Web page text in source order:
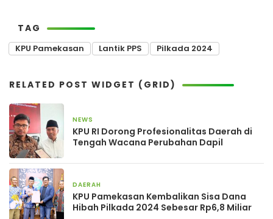
TAG
KPU Pamekasan Lantik PPS Pilkada 2024
RELATED POST WIDGET (GRID)
NEWS
KPU RI Dorong Profesionalitas Daerah di
Tengah Wacana Perubahan Dapil
DAERAH
KPU Pamekasan Kembalikan Sisa Dana
Hibah Pilkada 2024 Sebesar Rp6,8 Miliar